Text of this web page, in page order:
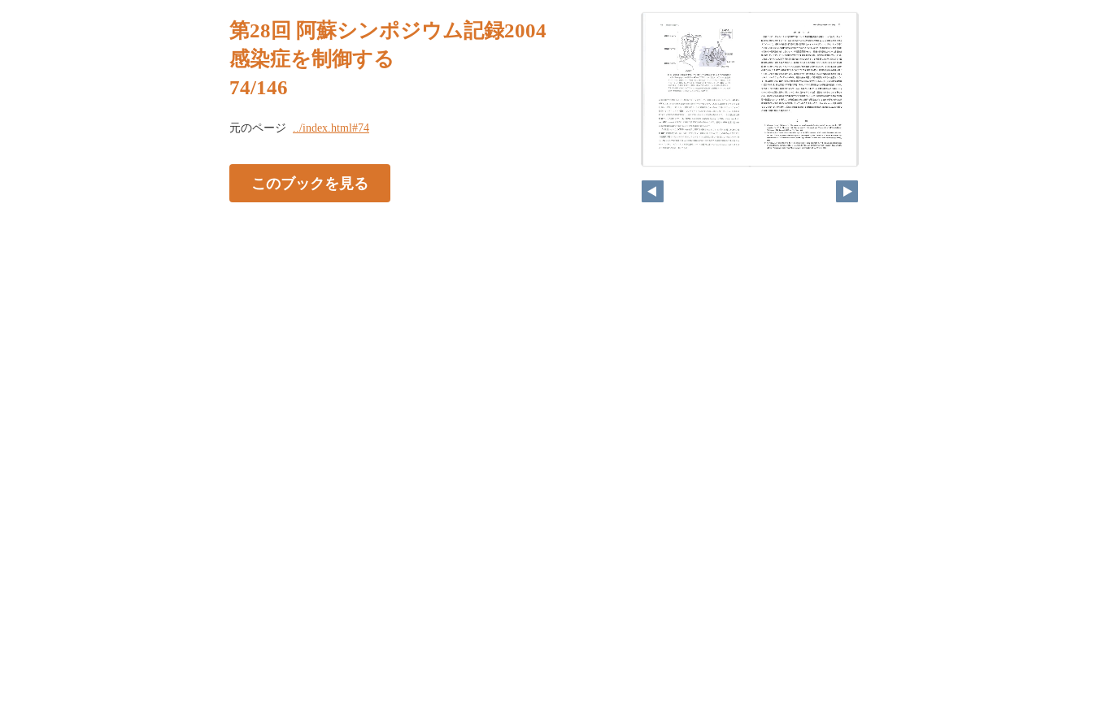
第28回 阿蘇シンポジウム記録2004
感染症を制御する
74/146
元のページ ../index.html#74
このブックを見る